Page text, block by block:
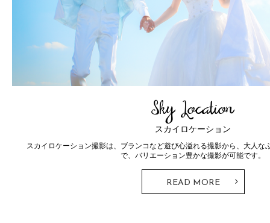
Sky Location
スカイロケーション
スカイロケーション撮影は、ブランコなど遊び心溢れる撮影から、大人な
で、バリエーション豊かな撮影が可能です。
READ MORE